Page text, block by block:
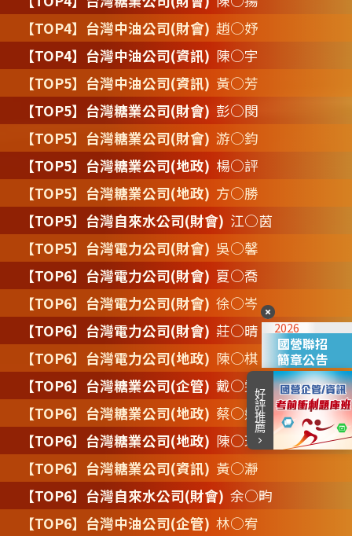
2026
國營聯招
簡章公告
【TOP4】台灣中油公司(財會) 趙○妤
【TOP4】台灣中油公司(資訊) 陳○宇
【TOP5】台灣中油公司(資訊) 黃○芳
【TOP5】台灣糖業公司(財會) 彭○閔
【TOP5】台灣糖業公司(財會) 游○鈞
【TOP5】台灣糖業公司(地政) 楊○評
【TOP5】台灣糖業公司(地政) 方○勝
【TOP5】台灣自來水公司(財會) 江○茵
【TOP5】台灣電力公司(財會) 吳○馨
【TOP6】台灣電力公司(財會) 夏○喬
【TOP6】台灣電力公司(財會) 徐○岑
【TOP6】台灣電力公司(財會) 莊○晴
【TOP6】台灣電力公司(地政) 陳○棋
【TOP6】台灣糖業公司(企管) 戴○雯
【TOP6】台灣糖業公司(地政) 蔡○妮
【TOP6】台灣糖業公司(地政) 陳○玲
【TOP6】台灣糖業公司(資訊) 黃○瀞
【TOP6】台灣自來水公司(財會) 余○畇
【TOP6】台灣中油公司(企管) 林○宥
好評推薦
Item